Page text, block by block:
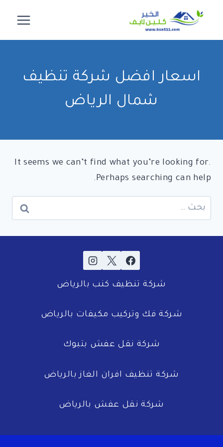
المحتوى
اسعار افضل شركة تنظيف
شمال الرياض
It seems we can’t find what you’re looking for.
Perhaps searching can help.
البحث
عن:
شركة تنظيف كنب بالرياض
شركة فك وتركيب مكيفات بالرياض
شركة نقل عفش بتبوك
شركة تنظيف افران الغاز بالرياض
شركة نقل عفش بالرياض